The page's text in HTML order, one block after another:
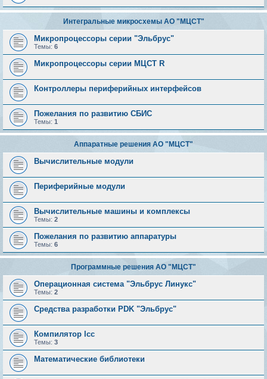
Интегральные микросхемы АО "МЦСТ"
Микропроцессоры серии "Эльбрус"
Темы: 6
Микропроцессоры серии МЦСТ R
Контроллеры периферийных интерфейсов
Пожелания по развитию СБИС
Темы: 1
Аппаратные решения АО "МЦСТ"
Вычислительные модули
Периферийные модули
Вычислительные машины и комплексы
Темы: 2
Пожелания по развитию аппаратуры
Темы: 6
Программные решения АО "МЦСТ"
Операционная система "Эльбрус Линукс"
Темы: 2
Средства разработки PDK "Эльбрус"
Компилятор lcc
Темы: 3
Математические библиотеки